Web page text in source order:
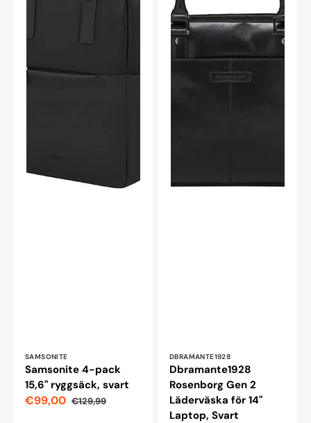
Leverantör:
SAMSONITE
Samsonite 4-pack
15,6" ryggsäck, svart
Reapris
€99,00
Ordinarie
€129,99
Laptop,
Svart
Leverantör:
DBRAMANTE1928
Dbramante1928
Rosenborg Gen 2
Läderväska för 14"
Laptop, Svart